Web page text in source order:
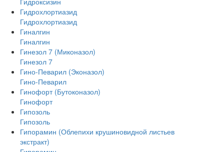
Гидрохлортиазид
Гидрохлортиазид
Гиналгин
Гиналгин
Гинезол 7 (Миконазол)
Гинезол 7
Гино-Певарил (Эконазол)
Гино-Певарил
Гинофорт (Бутоконазол)
Гинофорт
Гипозоль
Гипозоль
Гипорамин (Облепихи крушиновидной листьев
экстракт)